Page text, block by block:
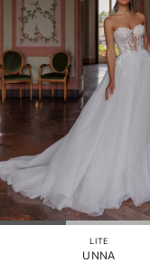
LITE
UNNA